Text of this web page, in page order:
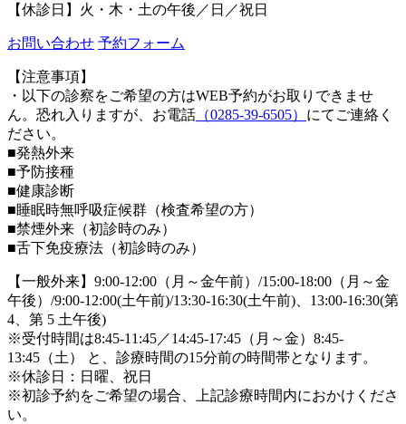
【休診日】火・木・土の午後／日／祝日
お問い合わせ 予約フォーム
【注意事項】
・以下の診察をご希望の方はWEB予約がお取りできませ
ん。恐れ入りますが、お電話 （0285-39-6505） にてご連絡く
ださい。
■発熱外来
■予防接種
■健康診断
■睡眠時無呼吸症候群（検査希望の方）
■禁煙外来（初診時のみ）
■舌下免疫療法（初診時のみ）
【一般外来】9:00-12:00（月～金午前）/15:00-18:00（月～金
午後）/9:00-12:00(土午前)/13:30-16:30(土午前)、13:00-16:30(第
4、第 5 土午後)
※受付時間は8:45-11:45／14:45-17:45（月～金）8:45-
13:45（土） と、診療時間の15分前の時間帯となります。
※休診日：日曜、祝日
※初診予約をご希望の場合、上記診療時間内におかけくださ
い。